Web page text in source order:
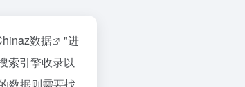
数据
"进
索引擎收录以